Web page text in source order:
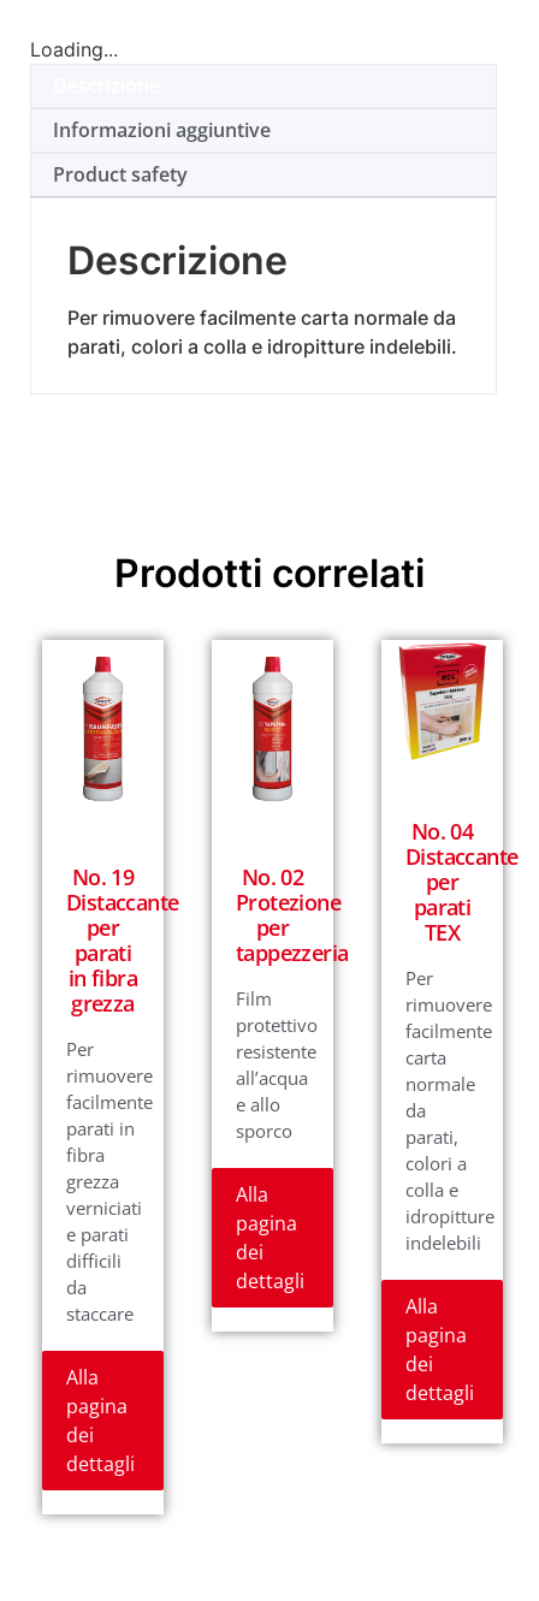
Loading...
Informazioni aggiuntive
Product safety
Descrizione
Per rimuovere facilmente carta normale da
parati, colori a colla e idropitture indelebili.
Prodotti correlati
No. 19
Distaccante
per
parati
in fibra
grezza
Per
rimuovere
facilmente
parati in
fibra
grezza
verniciati
e parati
difficili
da
staccare
Alla
pagina
dei
dettagli
No. 02
Protezione
per
tappezzeria
Film
protettivo
resistente
all’acqua
e allo
sporco
Alla
pagina
dei
dettagli
No. 04
Distaccante
per
parati
TEX
Per
rimuovere
facilmente
carta
normale
da
parati,
colori a
colla e
idropitture
indelebili
Alla
pagina
dei
dettagli